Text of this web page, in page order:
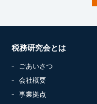
税務研究会とは
ごあいさつ
会社概要
事業拠点